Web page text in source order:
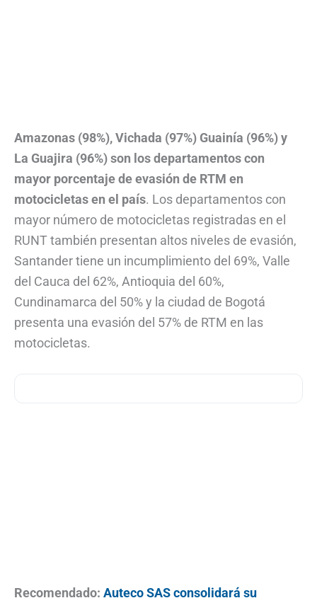
Amazonas (98%), Vichada (97%) Guainía (96%) y
La Guajira (96%) son los departamentos con
mayor porcentaje de evasión de RTM en
motocicletas en el país. Los departamentos con
mayor número de motocicletas registradas en el
RUNT también presentan altos niveles de evasión,
Santander tiene un incumplimiento del 69%, Valle
del Cauca del 62%, Antioquia del 60%,
Cundinamarca del 50% y la ciudad de Bogotá
presenta una evasión del 57% de RTM en las
motocicletas.
Recomendado: Auteco SAS consolidará su